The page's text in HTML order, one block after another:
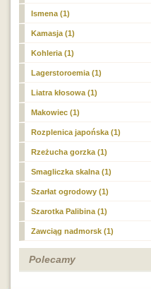
Ismena (1)
Kamasja (1)
Kohleria (1)
Lagerstoroemia (1)
Liatra kłosowa (1)
Makowiec (1)
Rozplenica japońska (1)
Rzeżucha gorzka (1)
Smagliczka skalna (1)
Szarłat ogrodowy (1)
Szarotka Palibina (1)
Zawciąg nadmorsk (1)
Polecamy